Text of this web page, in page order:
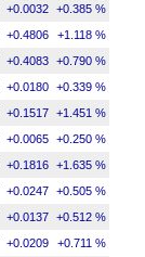
+0.0032 +0.385 %
+0.4806 +1.118 %
+0.4083 +0.790 %
+0.0180 +0.339 %
+0.1517 +1.451 %
+0.0065 +0.250 %
+0.1816 +1.635 %
+0.0247 +0.505 %
+0.0137 +0.512 %
+0.0209 +0.711 %